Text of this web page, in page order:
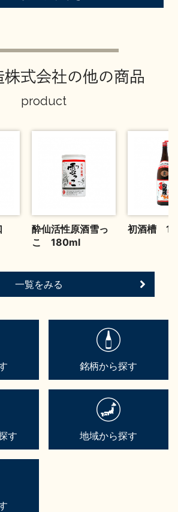
株式会社の他の商品
product
酔仙活性原酒雪っ
こ 180ml
初酒槽
一覧をみる
銘柄から探す
す 地域から探す